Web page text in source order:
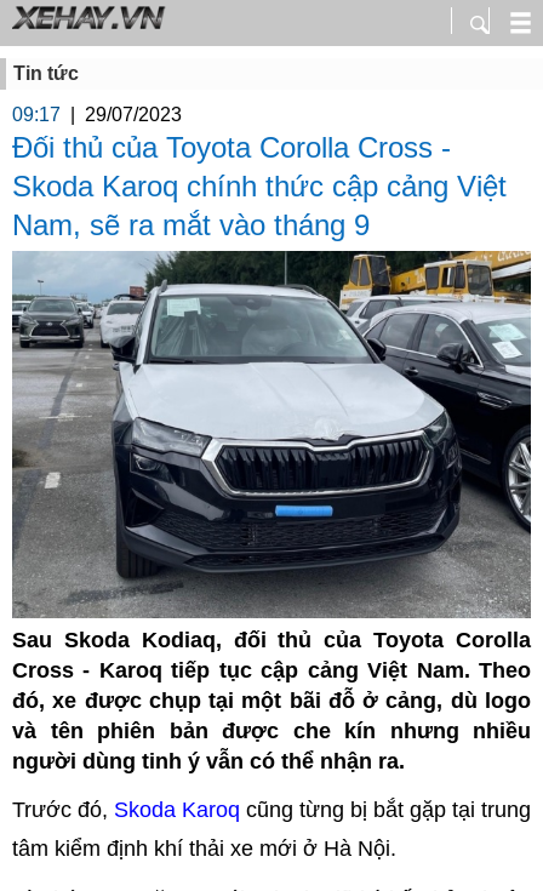
Tin tức
09:17
29/07/2023
Đối thủ của Toyota Corolla Cross -
Skoda Karoq chính thức cập cảng Việt
Nam, sẽ ra mắt vào tháng 9
Sau Skoda Kodiaq, đối thủ của Toyota Corolla
Cross - Karoq tiếp tục cập cảng Việt Nam. Theo
đó, xe được chụp tại một bãi đỗ ở cảng, dù logo
và tên phiên bản được che kín nhưng nhiều
người dùng tinh ý vẫn có thể nhận ra.
Trước đó, Skoda Karoq cũng từng bị bắt gặp tại trung
tâm kiểm định khí thải xe mới ở Hà Nội.